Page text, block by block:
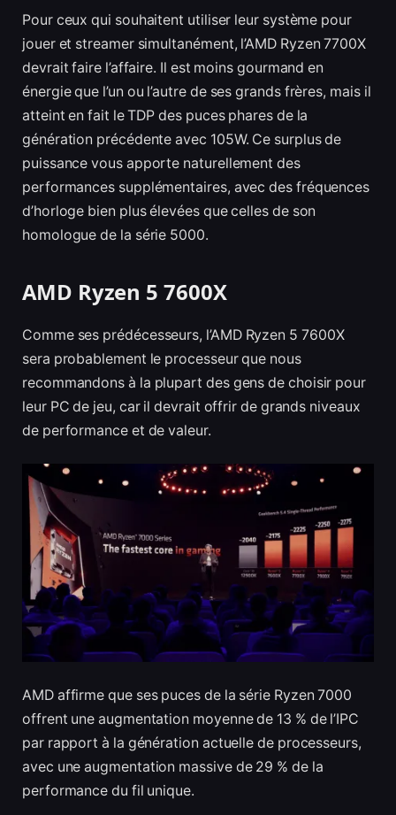
Pour ceux qui souhaitent utiliser leur système pour
jouer et streamer simultanément, l’AMD Ryzen 7700X
devrait faire l’affaire. Il est moins gourmand en
énergie que l’un ou l’autre de ses grands frères, mais il
atteint en fait le TDP des puces phares de la
génération précédente avec 105W. Ce surplus de
puissance vous apporte naturellement des
performances supplémentaires, avec des fréquences
d’horloge bien plus élevées que celles de son
homologue de la série 5000.
AMD Ryzen 5 7600X
Comme ses prédécesseurs, l’AMD Ryzen 5 7600X
sera probablement le processeur que nous
recommandons à la plupart des gens de choisir pour
leur PC de jeu, car il devrait offrir de grands niveaux
de performance et de valeur.
AMD affirme que ses puces de la série Ryzen 7000
offrent une augmentation moyenne de 13 % de l’IPC
par rapport à la génération actuelle de processeurs,
avec une augmentation massive de 29 % de la
performance du fil unique.